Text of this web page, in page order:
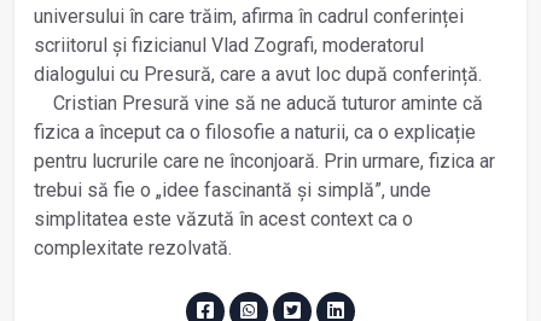
universului în care trăim, afirma în cadrul conferinței
scriitorul și fizicianul Vlad Zografi, moderatorul
dialogului cu Presură, care a avut loc după conferință.
Cristian Presură vine să ne aducă tuturor aminte că
fizica a început ca o filosofie a naturii, ca o explicație
pentru lucrurile care ne înconjoară. Prin urmare, fizica ar
trebui să fie o „idee fascinantă și simplă”, unde
simplitatea este văzută în acest context ca o
complexitate rezolvată.